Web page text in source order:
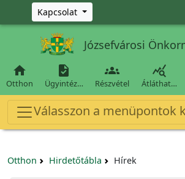
Ugrás a fő tartalomra
Kapcsolat
Józsefvárosi

Otthon

Ügyintéz…

Részvétel

Átláthat…
Válasszon a menüpontok
Otthon Hirdetőtábla Hírek